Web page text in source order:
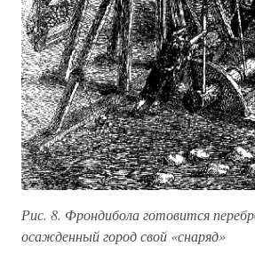
Рис. 8. Фрондибола готовится
осажденный город свой «снаряд»